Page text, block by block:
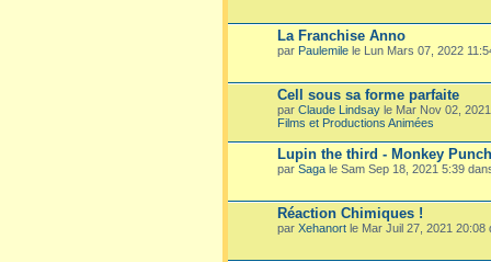
La Franchise Anno
par Paulemile le Lun Mars 07, 2022
Cell sous sa forme parfaite
par Claude Lindsay le Mar Nov 02,
Films et Productions Animées
Lupin the third - Monkey Punch
par Saga le Sam Sep 18, 2021 5:39
Réaction Chimiques !
par Xehanort le Mar Juil 27, 2021